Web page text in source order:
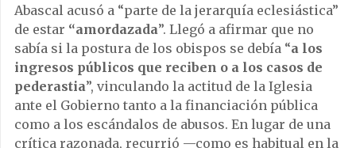
Abascal acusó a “parte de la jerarquía eclesiástica”
de estar “amordazada”. Llegó a afirmar que no
sabía si la postura de los obispos se debía “a los
ingresos públicos que reciben o a los casos de
pederastia”, vinculando la actitud de la Iglesia
ante el Gobierno tanto a la financiación pública
como a los escándalos de abusos. En lugar de una
crítica razonada, recurrió —como es habitual en la